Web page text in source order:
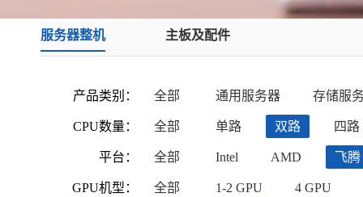
服务器整机 主板及配件
产品类别：
CPU数量：
平台：
GPU机型：
全部 通用服务器 存储服
全部 单路 双路 四路
全部 Intel AMD 飞腾
全部 1-2 GPU 4 GPU